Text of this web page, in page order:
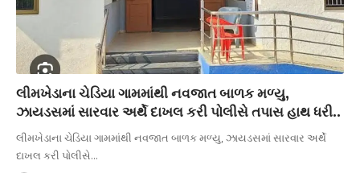
લીમખેડાના ચેડિયા ગામમાંથી નવજાત બાળક મળ્યુ,
ઝાયડસમાં સારવાર અર્થે દાખલ કરી પોલીસે તપાસ હાથ ધરી..
લીમખેડાના ચેડિયા ગામમાંથી નવજાત બાળક મળ્યુ, ઝાયડસમાં સારવાર અર્થે
દાખલ કરી પોલીસે…